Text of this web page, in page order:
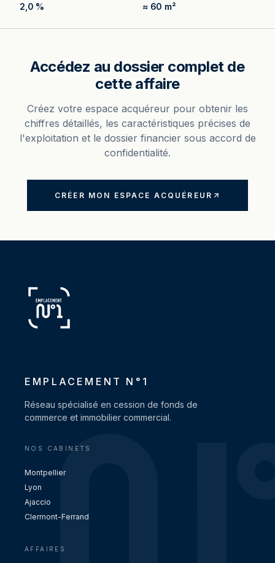
2,0 % ≈ 60 m²
Accédez au dossier complet de
cette affaire
Créez votre espace acquéreur pour obtenir les
chiffres détaillés, les caractéristiques précises de
l'exploitation et le dossier financier sous accord de
confidentialité.
CRÉER MON ESPACE ACQUÉREUR
EMPLACEMENT N°1
Réseau spécialisé en cession de fonds de
commerce et immobilier commercial.
NOS CABINETS
Montpellier
Lyon
Ajaccio
Clermont-Ferrand
AFFAIRES